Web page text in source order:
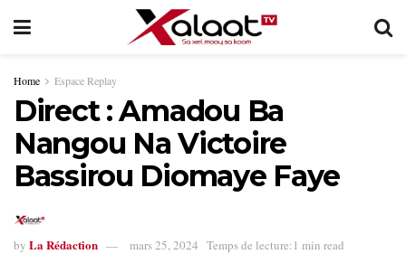
Home Espace Replay
Direct : Amadou Ba
Nangou Na Victoire
Bassirou Diomaye Faye
by La Rédaction mars 25, 2024 Temps de lecture:1 min read